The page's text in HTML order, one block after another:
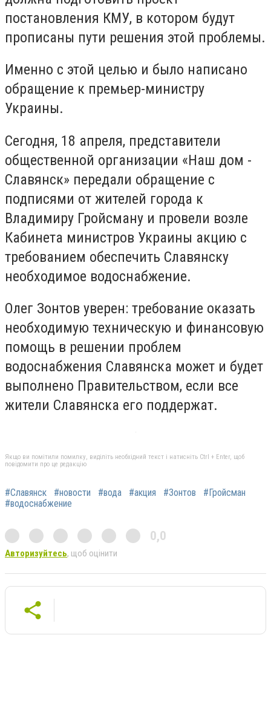
постановления КМУ, в котором будут
прописаны пути решения этой проблемы.
Именно с этой целью и было написано
обращение к премьер-министру
Украины.
Сегодня, 18 апреля, представители
общественной организации «Наш дом -
Славянск» передали обращение с
подписями от жителей города к
Владимиру Гройсману и провели возле
Кабинета министров Украины акцию с
требованием обеспечить Славянску
необходимое водоснабжение.
Олег Зонтов уверен: требование оказать
необходимую техническую и финансовую
помощь в решении проблем
водоснабжения Славянска может и будет
выполнено Правительством, если все
жители Славянска его поддержат.
Якщо ви помітили помилку, виділіть необхідний текст і натисніть Ctrl + Enter, щоб
повідомити про це редакцію
#Славянск #новости #вода #акция #Зонтов
#Гройсман
#водоснабжение
0,0
Авторизуйтесь, щоб оцінити